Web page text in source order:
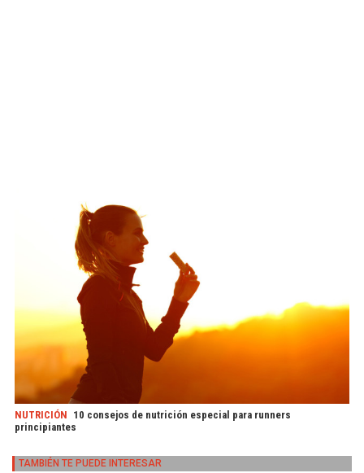
NUTRICIÓN 10 consejos de nutrición especial para runners
principiantes
TAMBIÉN TE PUEDE INTERESAR